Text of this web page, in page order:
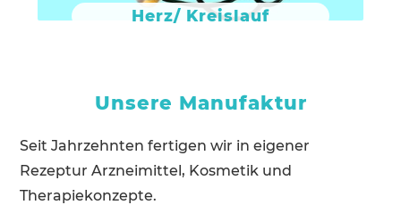
Herz/ Kreislauf
Unsere Manufaktur
Seit Jahrzehnten fertigen wir in eigener
Rezeptur Arzneimittel, Kosmetik und
Therapiekonzepte.